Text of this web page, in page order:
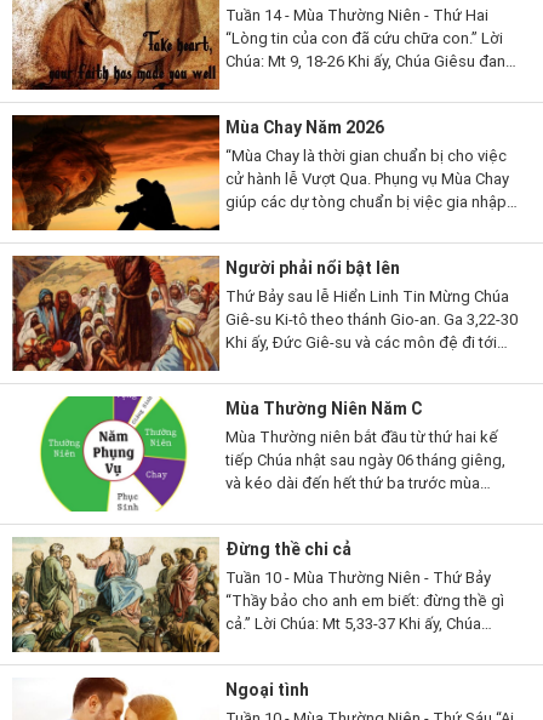
Tuần 14 - Mùa Thường Niên - Thứ Hai
“Lòng tin của con đã cứu chữa con.” Lời
Chúa: Mt 9, 18-26 Khi ấy, Chúa Giêsu đang
mà thưa...
Mùa Chay Năm 2026
“Mùa Chay là thời gian chuẩn bị cho việc
cử hành lễ Vượt Qua. Phụng vụ Mùa Chay
giúp các dự tòng chuẩn bị việc gia nhập
Chay cũng là thời gian...
Người phải nổi bật lên
Thứ Bảy sau lễ Hiển Linh Tin Mừng Chúa
Giê-su Ki-tô theo thánh Gio-an. Ga 3,22-30
Khi ấy, Đức Giê-su và các môn đệ đi tới
ông và làm phép rửa. Còn...
Mùa Thường Niên Năm C
Mùa Thường niên bắt đầu từ thứ hai kế
tiếp Chúa nhật sau ngày 06 tháng giêng,
và kéo dài đến hết thứ ba trước mùa
nhật lễ Hiện xuống và...
Đừng thề chi cả
Tuần 10 - Mùa Thường Niên - Thứ Bảy
“Thầy bảo cho anh em biết: đừng thề gì
cả.” Lời Chúa: Mt 5,33-37 Khi ấy, Chúa
con lại còn nghe dạy người...
Ngoại tình